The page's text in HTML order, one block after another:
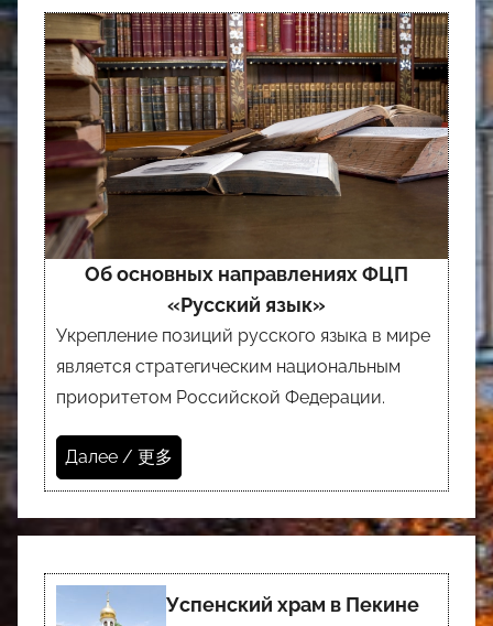
Об основных направлениях ФЦП
«Русский язык»
Укрепление позиций русского языка в мире
является стратегическим национальным
приоритетом Российской Федерации.
Далее / 更多
Успенский храм в Пекине